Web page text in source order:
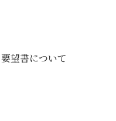
望書について